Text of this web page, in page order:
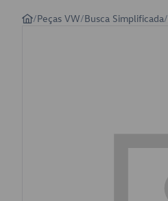
/Peças VW/Busca Simplificada/